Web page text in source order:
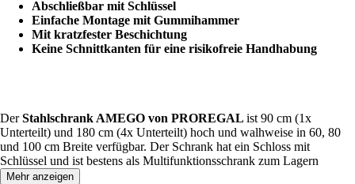
Abschließbar mit Schlüssel
Einfache Montage mit Gummihammer
Mit kratzfester Beschichtung
Keine Schnittkanten für eine risikofreie Handhabung
DerStahlschrank AMEGO von PROREGAL ist 90 cm (1x
Unterteilt) und 180 cm (4x Unterteilt) hoch und walhweise in 60, 80
und 100 cm Breite verfügbar. Der Schrank hat ein Schloss mit
Schlüssel und ist bestens als Multifunktionsschrank zum Lagern
geeignet.
Mehr anzeigen